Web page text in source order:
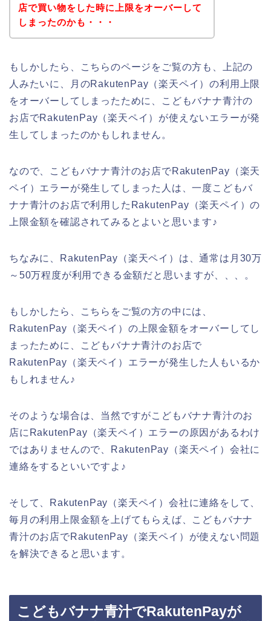
店で買い物をした時に上限をオーバーして
しまったのかも・・・
もしかしたら、こちらのページをご覧の方も、上記の
人みたいに、月のRakutenPay（楽天ペイ）の利用上限
をオーバーしてしまったために、こどもバナナ青汁の
お店でRakutenPay（楽天ペイ）が使えないエラーが発
生してしまったのかもしれません。
なので、こどもバナナ青汁のお店でRakutenPay（楽天
ペイ）エラーが発生してしまった人は、一度こどもバ
ナナ青汁のお店で利用したRakutenPay（楽天ペイ）の
上限金額を確認されてみるとよいと思います♪
ちなみに、RakutenPay（楽天ペイ）は、通常は月30万
～50万程度が利用できる金額だと思いますが、、、。
もしかしたら、こちらをご覧の方の中には、
RakutenPay（楽天ペイ）の上限金額をオーバーしてし
まったために、こどもバナナ青汁のお店で
RakutenPay（楽天ペイ）エラーが発生した人もいるか
もしれません♪
そのような場合は、当然ですがこどもバナナ青汁のお
店にRakutenPay（楽天ペイ）エラーの原因があるわけ
ではありませんので、RakutenPay（楽天ペイ）会社に
連絡をするといいですよ♪
そして、RakutenPay（楽天ペイ）会社に連絡をして、
毎月の利用上限金額を上げてもらえば、こどもバナナ
青汁のお店でRakutenPay（楽天ペイ）が使えない問題
を解決できると思います。
こどもバナナ青汁でRakutenPayが